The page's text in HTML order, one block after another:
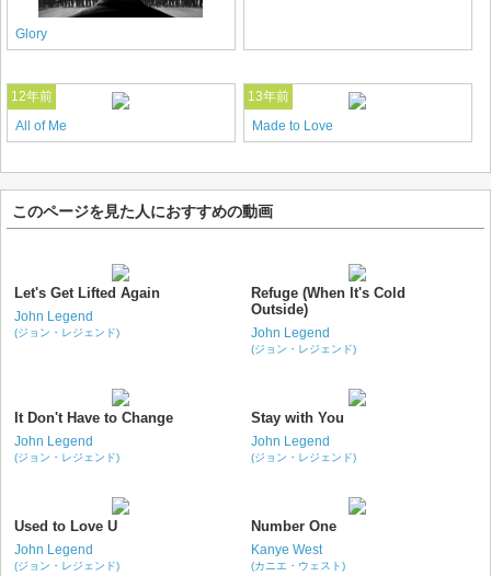
Glory
12年前
All of Me
13年前
Made to Love
このページを見た人におすすめの動画
Let's Get Lifted Again
John Legend
(ジョン・レジェンド)
Refuge (When It's Cold
Outside)
John Legend
(ジョン・レジェンド)
It Don't Have to Change
John Legend
(ジョン・レジェンド)
Stay with You
John Legend
(ジョン・レジェンド)
Used to Love U
John Legend
(ジョン・レジェンド)
Number One
Kanye West
(カニエ・ウェスト)